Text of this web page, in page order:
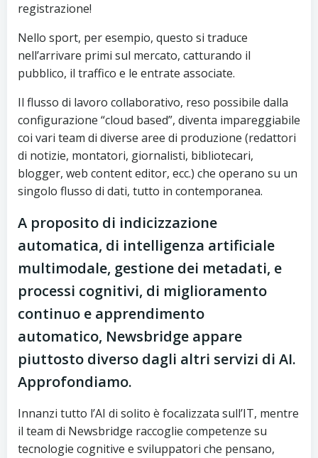
registrazione!
Nello sport, per esempio, questo si traduce
nell’arrivare primi sul mercato, catturando il
pubblico, il traffico e le entrate associate.
Il flusso di lavoro collaborativo, reso possibile dalla
configurazione “cloud based”, diventa impareggiabile
coi vari team di diverse aree di produzione (redattori
di notizie, montatori, giornalisti, bibliotecari,
blogger, web content editor, ecc.) che operano su un
singolo flusso di dati, tutto in contemporanea.
A proposito di indicizzazione
automatica, di intelligenza artificiale
multimodale, gestione dei metadati, e
processi cognitivi, di miglioramento
continuo e apprendimento
automatico, Newsbridge appare
piuttosto diverso dagli altri servizi di AI.
Approfondiamo.
Innanzi tutto l’AI di solito è focalizzata sull’IT, mentre
il team di Newsbridge raccoglie competenze su
tecnologie cognitive e sviluppatori che pensano,